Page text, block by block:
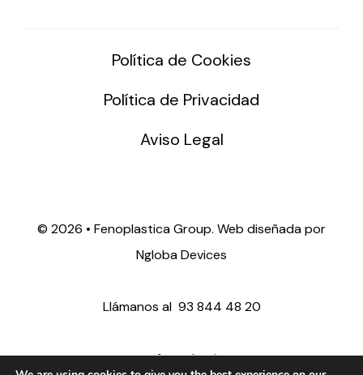
Política de Cookies
Política de Privacidad
Aviso Legal
© 2026 • Fenoplastica Group. Web diseñada por
Ngloba Devices
Llámanos al 93 844 48 20
ventas@fenoplastica.com